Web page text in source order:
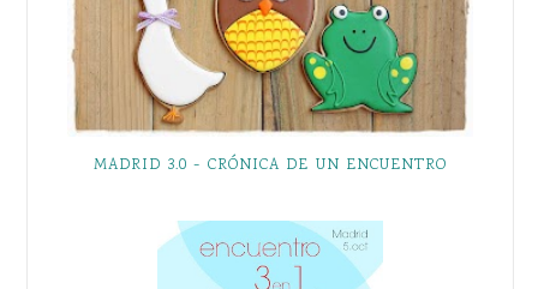
MADRID 3.0 - CRÓNICA DE UN ENCUENTRO